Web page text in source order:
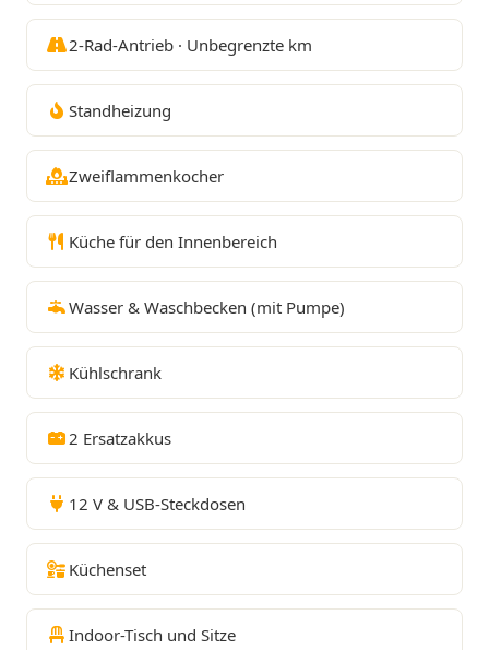
2-Rad-Antrieb · Unbegrenzte km
Standheizung
Zweiflammenkocher
Küche für den Innenbereich
Wasser & Waschbecken (mit Pumpe)
Kühlschrank
2 Ersatzakkus
12 V & USB-Steckdosen
Küchenset
Indoor-Tisch und Sitze